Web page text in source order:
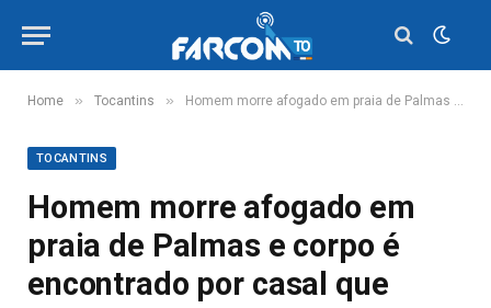
Home » Tocantins » Homem morre afogado em praia de Palmas e corpo é encontrado por casal que estava pescando
TOCANTINS
Homem morre afogado em
praia de Palmas e corpo é
encontrado por casal que